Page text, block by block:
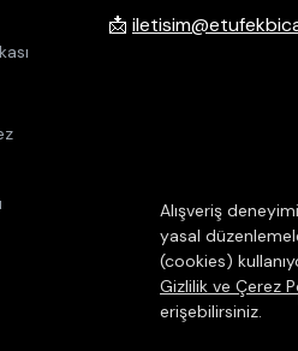
Alışveriş
yasal
(cookies)
Gizlilik ve Çerez
erişebilirsiniz.
📩